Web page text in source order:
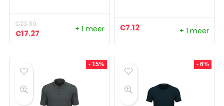
€23.99
Oorspronkelijke prijs was: €23.99.
€17.27 Huidige prijs is: €17.27.
+ 1 meer €7.12 + 1 meer
- 15% - 6%